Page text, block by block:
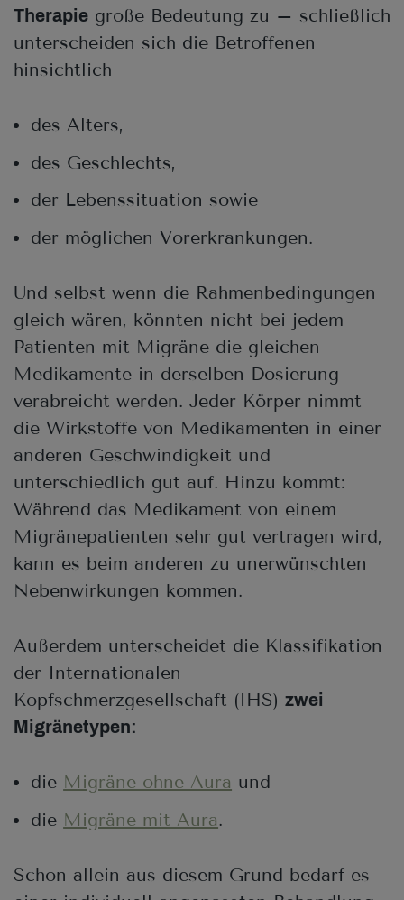
Therapie große Bedeutung zu – schließlich
unterscheiden sich die Betroffenen
hinsichtlich
des Alters,
des Geschlechts,
der Lebenssituation sowie
der möglichen Vorerkrankungen.
Und selbst wenn die Rahmenbedingungen
gleich wären, könnten nicht bei jedem
Patienten mit Migräne die gleichen
Medikamente in derselben Dosierung
verabreicht werden. Jeder Körper nimmt
die Wirkstoffe von Medikamenten in einer
anderen Geschwindigkeit und
unterschiedlich gut auf. Hinzu kommt:
Während das Medikament von einem
Migränepatienten sehr gut vertragen wird,
kann es beim anderen zu unerwünschten
Nebenwirkungen kommen.
Außerdem unterscheidet die Klassifikation
der Internationalen
Kopfschmerzgesellschaft (IHS) zwei
Migränetypen:
die Migräne ohne Aura und
die Migräne mit Aura.
Schon allein aus diesem Grund bedarf es